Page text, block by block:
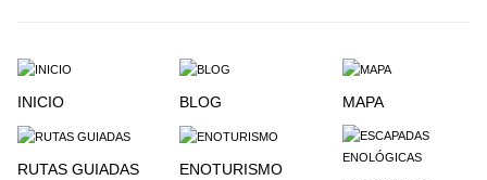
INICIO BLOG MAPA
RUTAS GUIADAS
ENOTURISMO